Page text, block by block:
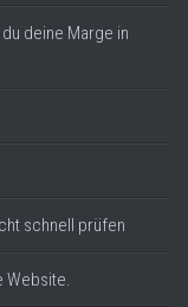
deine Marge in
schnell prüfen
Website.